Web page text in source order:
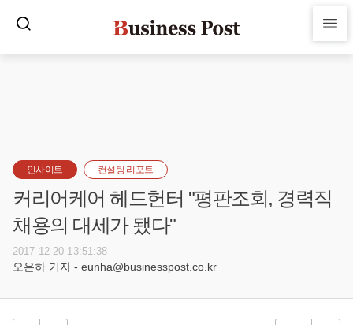
인사이트 컨설팅 리포트
커리어케어 헤드헌터 "평판조회, 경력직
채용의 대세가 됐다"
2017-12-20 13:51:38
오은하 기자 - eunha@businesspost.co.kr